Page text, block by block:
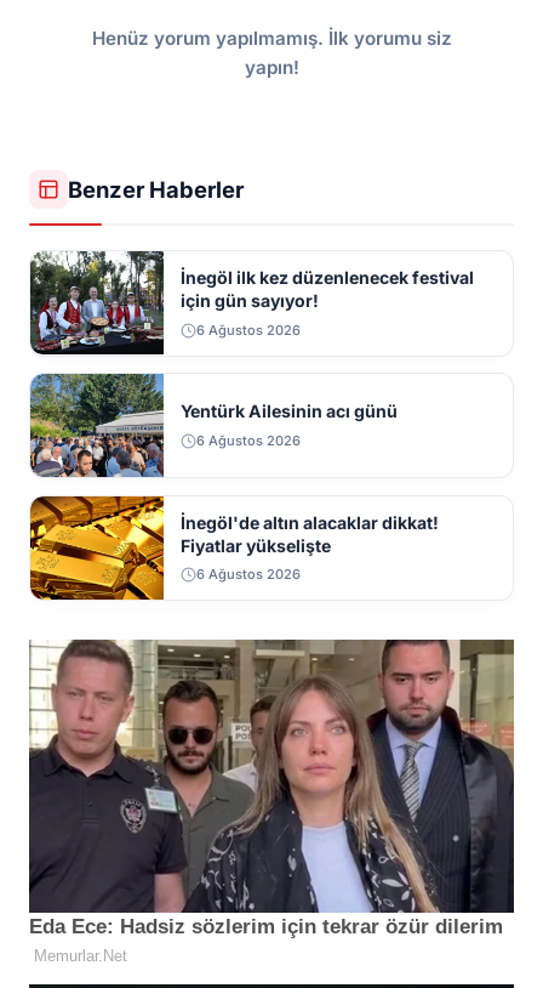
Henüz yorum yapılmamış. İlk yorumu siz
yapın!
Benzer Haberler
İnegöl ilk kez düzenlenecek festival
için gün sayıyor!
6 Ağustos 2026
Yentürk Ailesinin acı günü
6 Ağustos 2026
İnegöl'de altın alacaklar dikkat!
Fiyatlar yükselişte
6 Ağustos 2026